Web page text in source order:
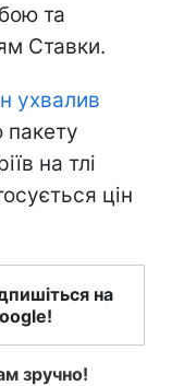
та
Ставки.
ухвалив
пакету
на тлі
цін
на
зручно!